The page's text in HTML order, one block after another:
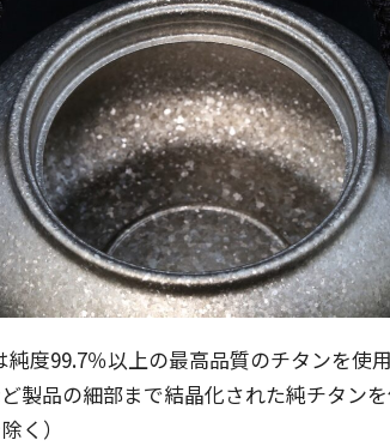
度99.7％以上の最高品質のチタンを使
製品の細部まで結晶化された純チタン
く）